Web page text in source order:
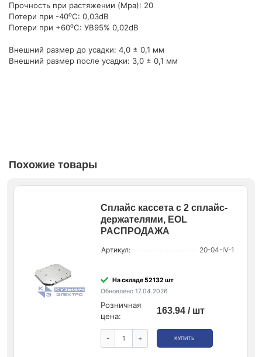
Прочность при растяжении (Mpa): 20
Потери при -40⁰С: 0,03dB
Потери при +60⁰С: УВ95% 0,02dB
Внешний размер до усадки: 4,0 ± 0,1 мм
Внешний размер после усадки: 3,0 ± 0,1 мм
Похожие товары
Сплайс кассета с 2 сплайс-
держателями, EOL
РАСПРОДАЖА
Артикул: 20-04-IV-1
На складе 52132 шт
Обновлено 17.04.2026
Розничная
цена:
163.94 / шт
- + КУПИТЬ